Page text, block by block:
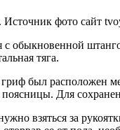
фото сайт
обыкновенной
тяга.
был расположен
Для
взяться за